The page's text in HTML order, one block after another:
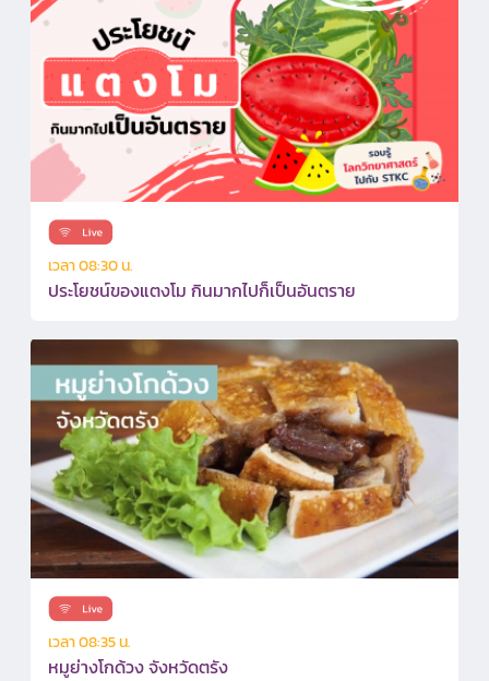
เวลา 08:30 น.
ประโยชน์ของแตงโม กินมากไปก็เป็นอันตราย
เวลา 08:35 น.
หมูย่างโกด้วง จังหวัดตรัง